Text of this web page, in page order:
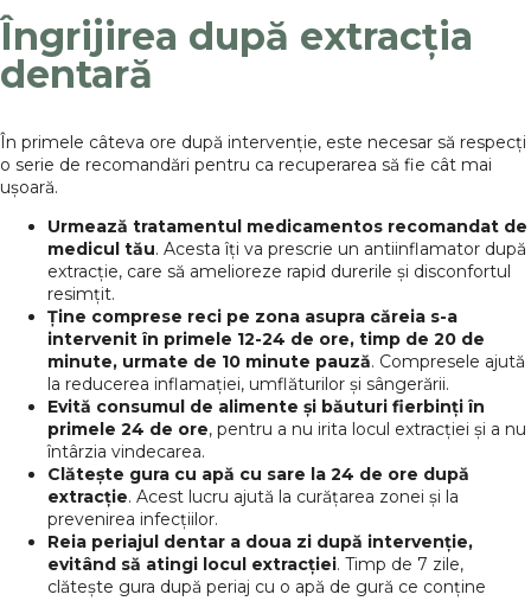
Îngrijirea după extracția
dentară
În primele câteva ore după intervenție, este necesar să respecți
o serie de recomandări pentru ca recuperarea să fie cât mai
ușoară.
Urmează tratamentul medicamentos recomandat de
medicul tău. Acesta îți va prescrie un antiinflamator după
extracție, care să amelioreze rapid durerile și disconfortul
resimțit.
Ține comprese reci pe zona asupra căreia s-a
intervenit în primele 12-24 de ore, timp de 20 de
minute, urmate de 10 minute pauză. Compresele ajută
la reducerea inflamației, umflăturilor și sângerării.
Evită consumul de alimente și băuturi fierbinți în
primele 24 de ore, pentru a nu irita locul extracției și a nu
întârzia vindecarea.
Clătește gura cu apă cu sare la 24 de ore după
extracție. Acest lucru ajută la curățarea zonei și la
prevenirea infecțiilor.
Reia periajul dentar a doua zi după intervenție,
evitând să atingi locul extracției. Timp de 7 zile,
clătește gura după periaj cu o apă de gură ce conține